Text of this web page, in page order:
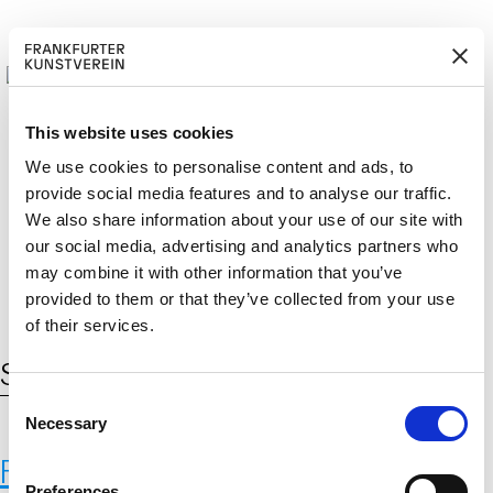
This website uses cookies
We use cookies to personalise content and ads, to
provide social media features and to analyse our traffic.
We also share information about your use of our site with
our social media, advertising and analytics partners who
may combine it with other information that you’ve
provided to them or that they’ve collected from your use
of their services.
C
Necessary
M
ITGLIED W
ERD
EN
Cerca: DE EN
Schlagwort:Fito Conesa
Fito Conesa